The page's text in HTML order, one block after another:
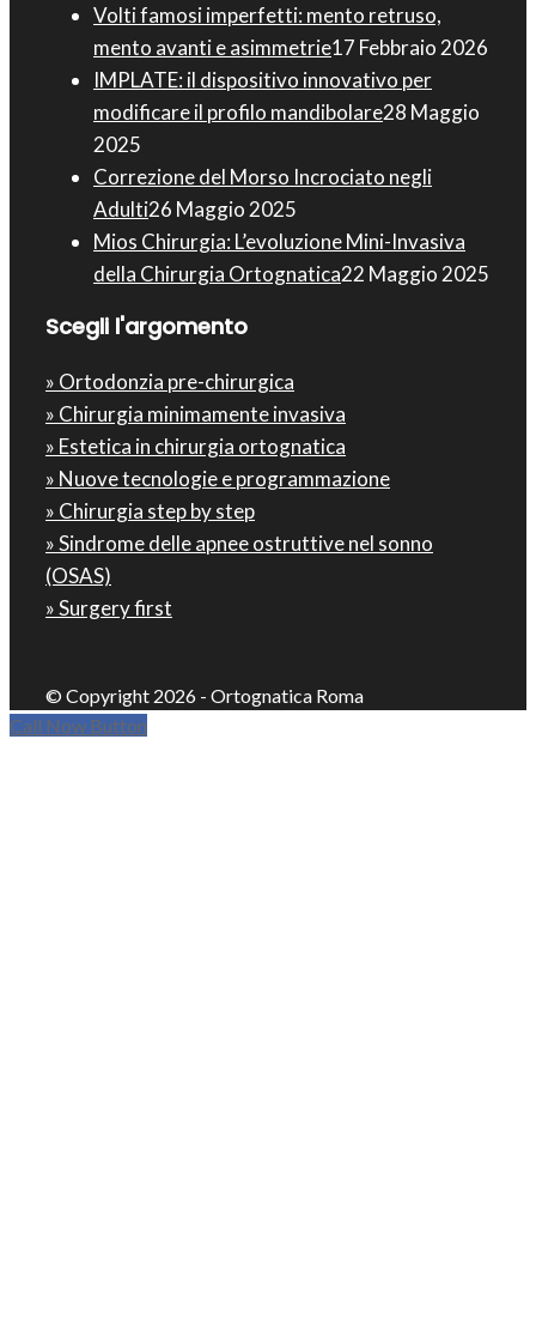
Volti famosi imperfetti: mento retruso,
mento avanti e asimmetrie17 Febbraio 2026
IMPLATE: il dispositivo innovativo per
modificare il profilo mandibolare28 Maggio
2025
Correzione del Morso Incrociato negli
Adulti26 Maggio 2025
Mios Chirurgia : L’evoluzione Mini-Invasiva
della Chirurgia Ortognatica22 Maggio 2025
Scegli l'argomento
» Ortodonzia pre-chirurgica
» Chirurgia minimamente invasiva
» Estetica in chirurgia ortognatica
» Nuove tecnologie e programmazione
» Chirurgia step by step
» Sindrome delle apnee ostruttive nel sonno
(OSAS)
» Surgery first
© Copyright 2026 - Ortognatica Roma
Call Now Button